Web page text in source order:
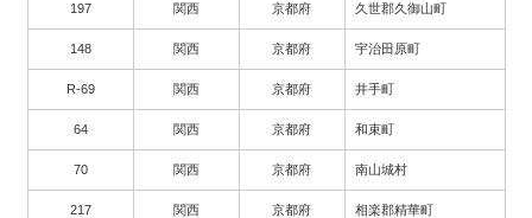
197 関西 京都府 久世郡久御山町
148 関西 京都府 宇治田原町
R-69 関西 京都府 井手町
64 関西 京都府 和束町
70 関西 京都府 南山城村
217 関西 京都府 相楽郡精華町